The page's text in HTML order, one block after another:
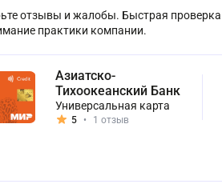
отзывы и жалобы. Быстрая
практики компании.
Азиатско-
Тихоокеанский Банк
Универсальная карта
5 • 1 отзыв